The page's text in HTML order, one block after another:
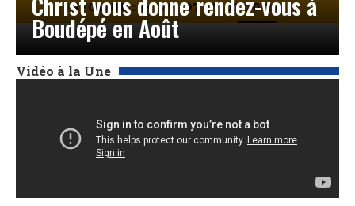
Boudépé en Août
Vidéo à la Une